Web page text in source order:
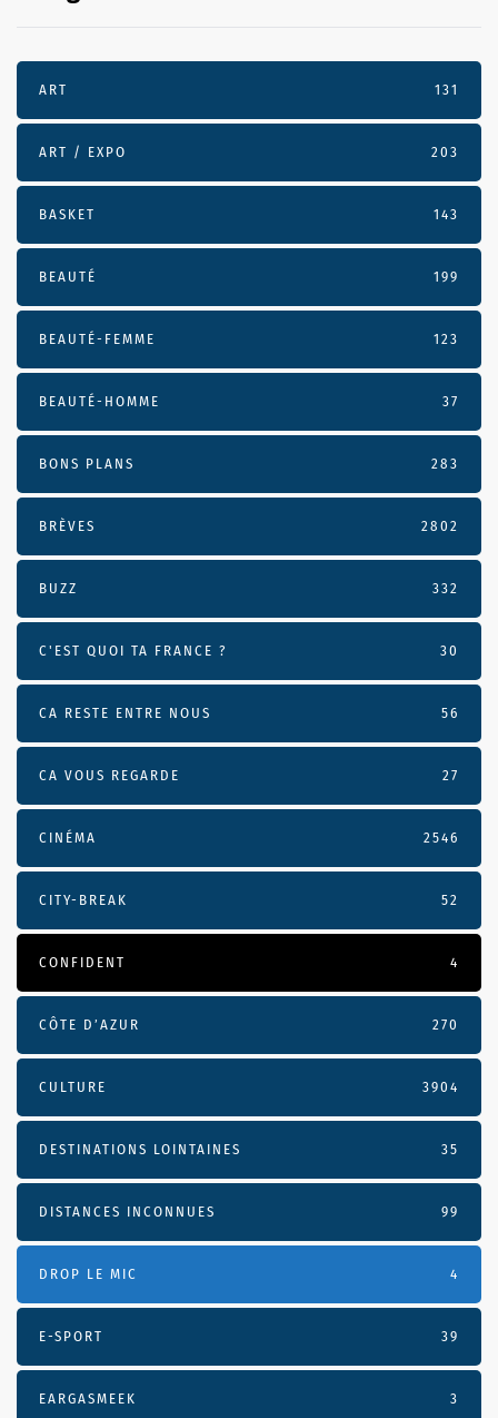
ART 131
ART / EXPO 203
BASKET 143
BEAUTÉ 199
BEAUTÉ-FEMME 123
BEAUTÉ-HOMME 37
BONS PLANS 283
BRÈVES 2802
BUZZ 332
C'EST QUOI TA FRANCE ? 30
CA RESTE ENTRE NOUS 56
CA VOUS REGARDE 27
CINÉMA 2546
CITY-BREAK 52
CONFIDENT 4
CÔTE D’AZUR 270
CULTURE 3904
DESTINATIONS LOINTAINES 35
DISTANCES INCONNUES 99
DROP LE MIC 4
E-SPORT 39
EARGASMEEK 3